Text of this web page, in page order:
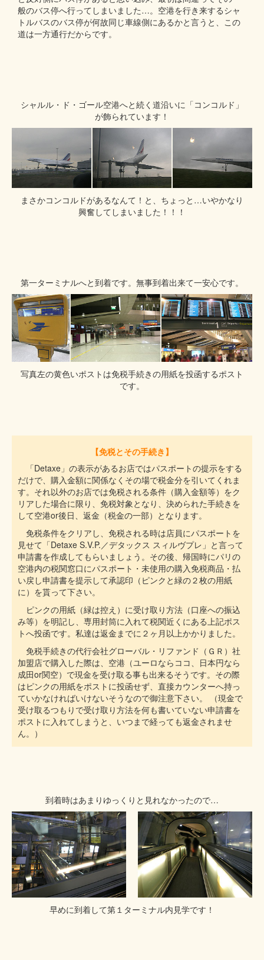
般のバス停へ行ってしまいました…。空港を行き来するシャ
トルバスのバス停が何故同じ車線側にあるかと言うと、この
道は一方通行だからです。
シャルル・ド・ゴール空港へと続く道沿いに「コンコルド」
が飾られています！
まさかコンコルドがあるなんて！と、ちょっと…いやかなり
興奮してしまいました！！！
第一ターミナルへと到着です。無事到着出来て一安心です。
写真左の黄色いポストは免税手続きの用紙を投函するポスト
です。
【免税とその手続き】
「Detaxe」の表示があるお店ではパスポートの提示をする
だけで、購入金額に関係なくその場で税金分を引いてくれま
す。それ以外のお店では免税される条件（購入金額等）をク
リアした場合に限り、免税対象となり、決められた手続きを
して空港or後日、返金（税金の一部）となります。
免税条件をクリアし、免税される時は店員にパスポートを
見せて「Detaxe S.V.P.／デタックス スィルヴプレ」と言って
申請書を作成してもらいましょう。その後、帰国時にパリの
空港内の税関窓口にパスポート・未使用の購入免税商品・払
い戻し申請書を提示して承認印（ピンクと緑の２枚の用紙
に）を貰って下さい。
ピンクの用紙（緑は控え）に受け取り方法（口座への振込
み等）を明記し、専用封筒に入れて税関近くにある上記ポス
トへ投函です。私達は返金までに２ヶ月以上かかりました。
免税手続きの代行会社グローバル・リファンド（ＧＲ）社
加盟店で購入した際は、空港（ユーロならココ、日本円なら
成田or関空）で現金を受け取る事も出来るそうです。その際
はピンクの用紙をポストに投函せず、直接カウンターへ持っ
ていかなければいけないそうなので御注意下さい。 （現金で
受け取るつもりで受け取り方法を何も書いていない申請書を
ポストに入れてしまうと、いつまで経っても返金されませ
ん。）
到着時はあまりゆっくりと見れなかったので…
早めに到着して第１ターミナル内見学です！